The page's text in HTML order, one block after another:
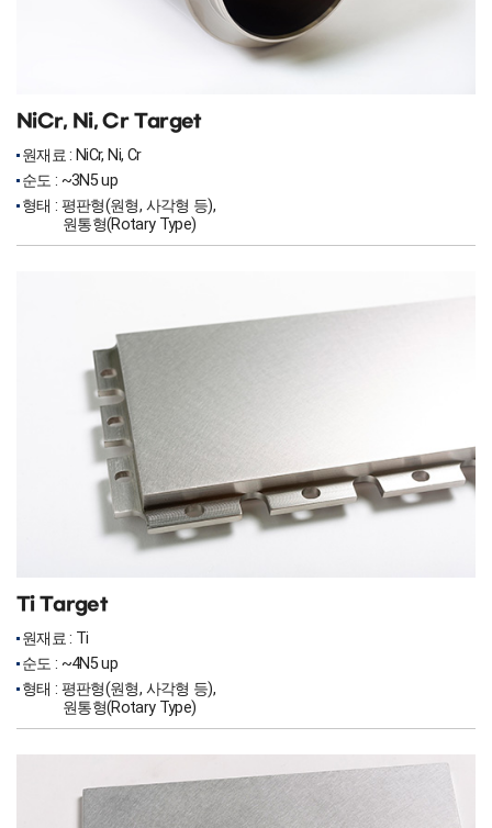
NiCr, Ni, Cr Target
원재료 : NiCr, Ni, Cr
순도 : ~3N5 up
형태 : 평판형(원형, 사각형 등),
원통형(Rotary Type)
Ti Target
원재료 : Ti
순도 : ~4N5 up
형태 : 평판형(원형, 사각형 등),
원통형(Rotary Type)